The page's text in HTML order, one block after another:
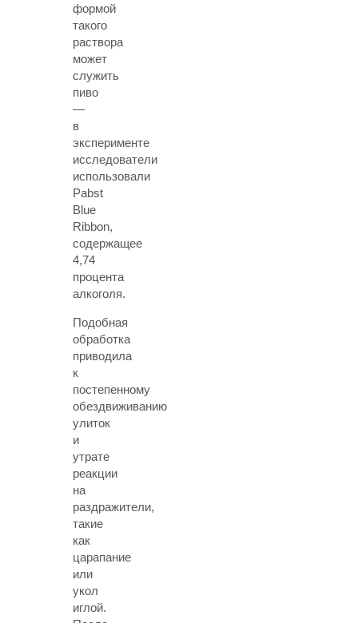
формой
такого
раствора
может
служить
пиво
—
в
эксперименте
исследователи
использовали
Pabst
Blue
Ribbon,
содержащее
4,74
процента
алкоголя.
Подобная
обработка
приводила
к
постепенному
обездвиживанию
улиток
и
утрате
реакции
на
раздражители,
такие
как
царапание
или
укол
иглой.